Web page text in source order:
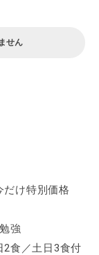
せん
け特別価格
強
食／土日3食付